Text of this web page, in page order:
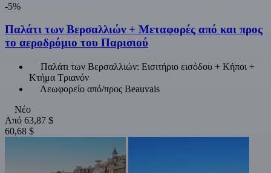
-5%
Παλάτι των Βερσαλλιών + Μεταφορές από και προς
το αεροδρόμιο του Παρισιού
Παλάτι των Βερσαλλιών: Εισιτήριο εισόδου + Κήποι +
Κτήμα Τριανόν
Λεωφορείο από/προς Beauvais
Νέο
Από 63,87 $
60,68 $